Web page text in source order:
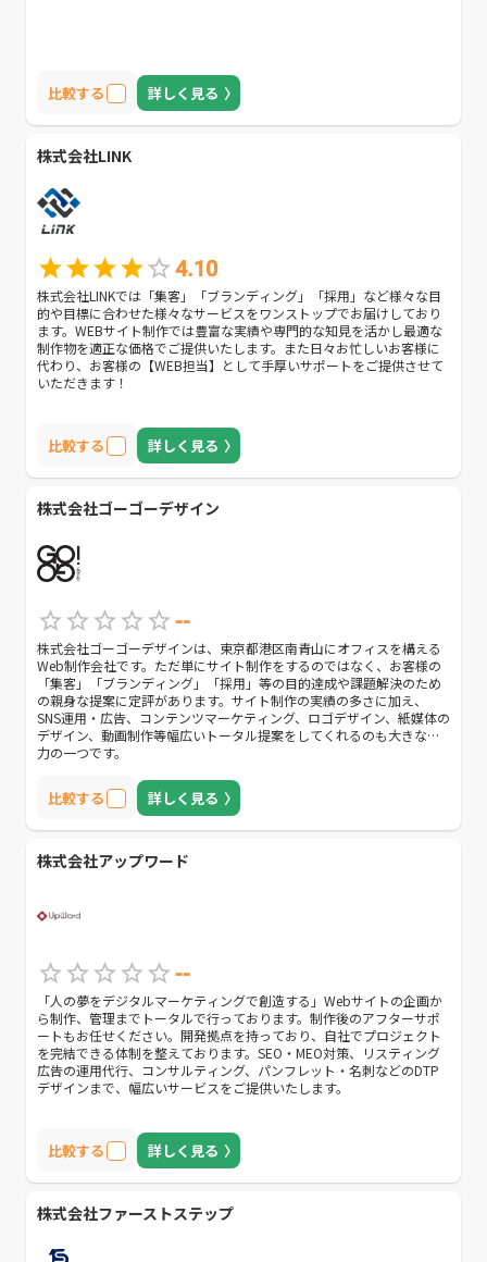
比較する 詳しく見る
株式会社LINK
4.10
株式会社LINKでは「集客」「ブランディング」「採用」など様々な目
的や目標に合わせた様々なサービスをワンストップでお届けしており
ます。WEBサイト制作では豊富な実績や専門的な知見を活かし最適な
制作物を適正な価格でご提供いたします。また日々お忙しいお客様に
代わり、お客様の【WEB担当】として手厚いサポートをご提供させて
いただきます！
比較する 詳しく見る
株式会社ゴーゴーデザイン
--
株式会社ゴーゴーデザインは、東京都港区南青山にオフィスを構える
Web制作会社です。ただ単にサイト制作をするのではなく、お客様の
「集客」「ブランディング」「採用」等の目的達成や課題解決のため
の親身な提案に定評があります。サイト制作の実績の多さに加え、
SNS運用・広告、コンテンツマーケティング、ロゴデザイン、紙媒体の
デザイン、動画制作等幅広いトータル提案をしてくれるのも大きな魅
力の一つです。
比較する 詳しく見る
株式会社アップワード
--
「人の夢をデジタルマーケティングで創造する」Webサイトの企画か
ら制作、管理までトータルで行っております。制作後のアフターサポ
ートもお任せください。開発拠点を持っており、自社でプロジェクト
を完結できる体制を整えております。SEO・MEO対策、リスティング
広告の運用代行、コンサルティング、パンフレット・名刺などのDTP
デザインまで、幅広いサービスをご提供いたします。
比較する 詳しく見る
株式会社ファーストステップ